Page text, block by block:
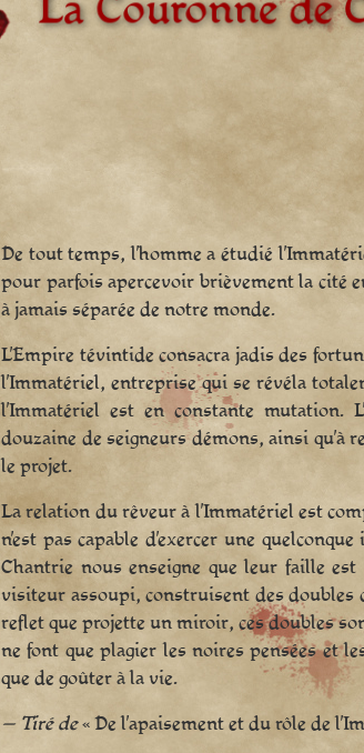
De tout temps, l’homme a étudié
pour parfois apercevoir brièvement la cité
à jamais séparée de notre monde.
L’Empire tévintide consacra jadis des
l’Immatériel, entreprise qui se révéla
l’Immatériel est en constante mutation.
douzaine de seigneurs démons, ainsi qu’à
le projet.
La relation du rêveur à l’Immatériel est
n’est pas capable d’exercer une
Chantrie nous enseigne que leur faille
visiteur assoupi, construisent des doubles
reflet que projette un miroir, ces doubles
ne font que plagier les noires pensées et
que de goûter à la vie.
— Tiré de« De l’apaisement et du rôle de